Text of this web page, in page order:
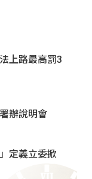
上路最高罰3
辦說明會
定義立委掀